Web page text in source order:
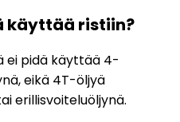
käyttää ristiin?
ei pidä käyttää 4-
eikä 4T-öljyä
erillisvoiteluöljynä.